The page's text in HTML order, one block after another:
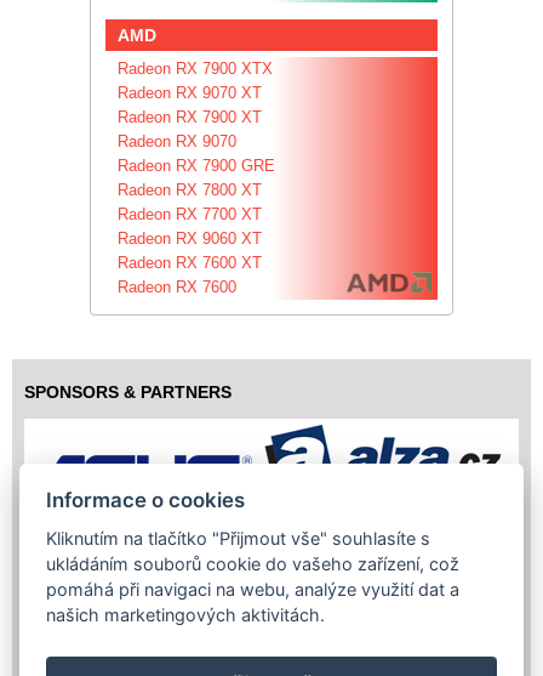
AMD
Radeon RX 7900 XTX
Radeon RX 9070 XT
Radeon RX 7900 XT
Radeon RX 9070
Radeon RX 7900 GRE
Radeon RX 7800 XT
Radeon RX 7700 XT
Radeon RX 9060 XT
Radeon RX 7600 XT
Radeon RX 7600
SPONSORS & PARTNERS
Informace o cookies
Kliknutím na tlačítko "Přijmout vše" souhlasíte s
ukládáním souborů cookie do vašeho zařízení, což
pomáhá při navigaci na webu, analýze využití dat a
našich marketingových aktivitách.